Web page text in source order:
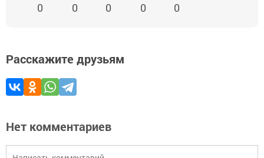
0 0 0 0 0
Расскажите друзьям
Нет комментариев